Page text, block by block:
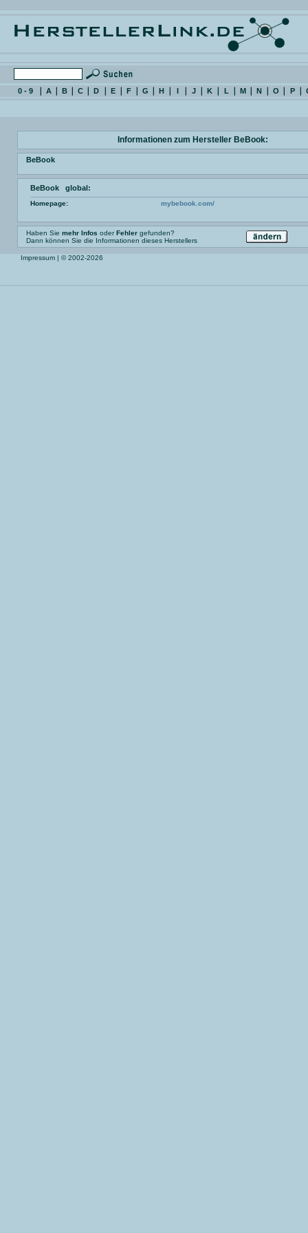
0 - 9 A B C D E F G H I J K L M N O P
Informationen zum Hersteller BeBook:
BeBook
BeBook global:
Homepage: mybebook.com/
Haben Sie mehr Infos oderFehler gefunden?
Dann können Sie die Informationen dieses Herstellers
Impressum | © 2002-2026